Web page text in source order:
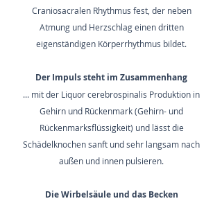
Craniosacralen Rhythmus fest, der neben
Atmung und Herzschlag einen dritten
eigenständigen Körperrhythmus bildet.
Der Impuls steht im Zusammenhang
... mit der Liquor cerebrospinalis Produktion in
Gehirn und Rückenmark (Gehirn- und
Rückenmarksflüssigkeit) und lässt die
Schädelknochen sanft und sehr langsam nach
außen und innen pulsieren.
Die Wirbelsäule und das Becken